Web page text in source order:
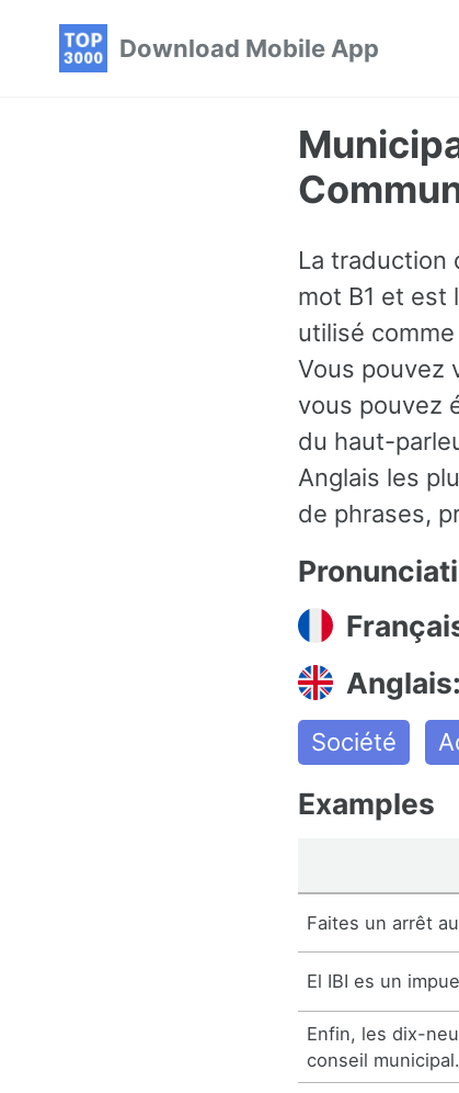
Download Mobile App
La traduction
mot B1 et est
utilisé
Vous pouvez
vous pouvez
du haut-
Anglais les
de phrases,
Société
Examples
Faites un arrêt
El IBI es un
Enfin, les dix-
conseil municipal.